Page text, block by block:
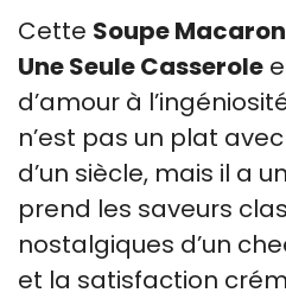
Cette Soupe
Une Seule Casserole
d’amour à
n’est pas un plat
d’un siècle, mais il a
prend les saveurs
nostalgiques d’un
et la satisfaction